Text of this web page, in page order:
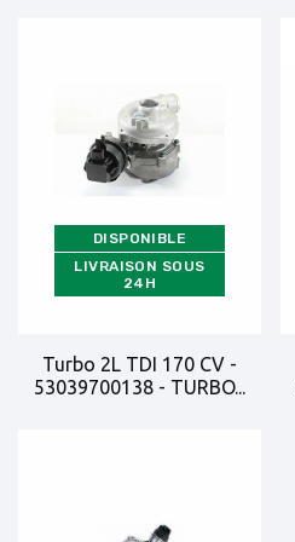
DISPONIBLE
LIVRAISON SOUS
24H
Turbo 2L TDI 170 CV -
53039700138 - TURBO...